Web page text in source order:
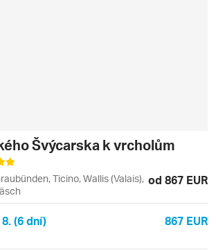
Švýcarska k vrcholům
Ticino, Wallis (Valais), od 867 EUR
(6 dní) 867 EUR